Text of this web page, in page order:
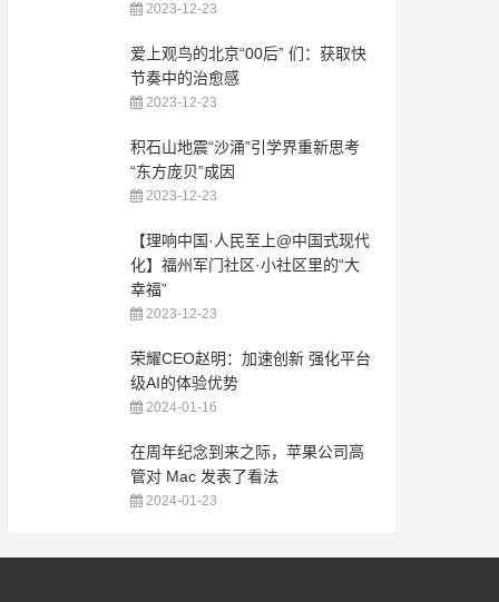
2023-12-23
爱上观鸟的北京“00后” 们：获取快
节奏中的治愈感
2023-12-23
积石山地震“沙涌”引学界重新思考
“东方庞贝”成因
2023-12-23
【理响中国·人民至上@中国式现代
化】福州军门社区·小社区里的“大
幸福”
2023-12-23
荣耀CEO赵明：加速创新 强化平台
级AI的体验优势
2024-01-16
在周年纪念到来之际，苹果公司高
管对 Mac 发表了看法
2024-01-23